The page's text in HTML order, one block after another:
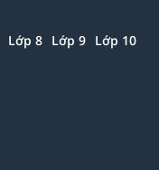
Lớp 8 Lớp 9 Lớp 10